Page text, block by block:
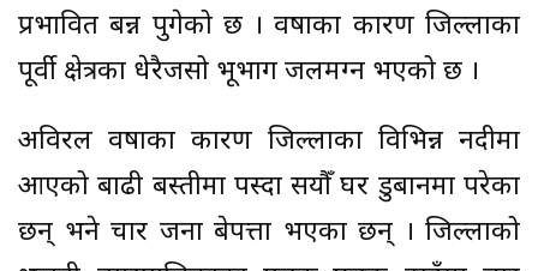
प्रभावित बन्न पुगेको छ । वर्षाका कारण जिल्लाका
पूर्वी क्षेत्रका धेरैजसो भूभाग जलमग्न भएको छ ।
अविरल वर्षाका कारण जिल्लाका विभिन्न नदीमा
आएको बाढी बस्तीमा पस्दा सयौँ घर डुबानमा परेका
छन् भने चार जना बेपत्ता भएका छन् । जिल्लाको